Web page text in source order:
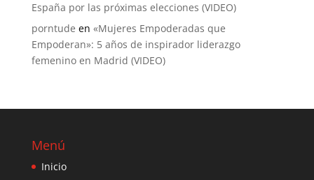
España por las próximas elecciones (VIDEO)
porntude en «Mujeres Empoderadas que
Empoderan»: 5 años de inspirador liderazgo
femenino en Madrid (VIDEO)
Menú
Inicio